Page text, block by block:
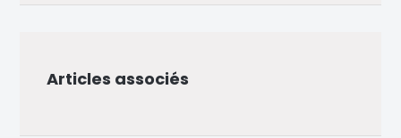
Articles associés